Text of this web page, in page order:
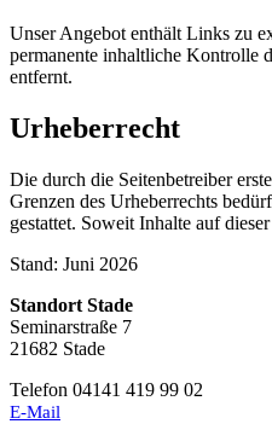
Unser Angebot enthält Links zu
permanente inhaltliche Kontrolle
entfernt.
Urheberrecht
Die durch die Seitenbetreiber
Grenzen des Urheberrechts
gestattet. Soweit Inhalte auf
Stand: Juni 2026
Standort Stade
Seminarstraße 7
21682 Stade
Telefon 04141 419 99 02
E-Mail